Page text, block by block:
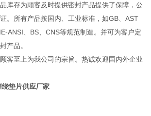
库存为顾客及时提供密封产品提供了保障，公
。所有产品按国内、工业标准，如GB、AST
ANSI、BS、CNS等规范制造。并可为客户定
产品。
客至上为我公司的宗旨。热诚欢迎国内外企业
垫片供应厂家